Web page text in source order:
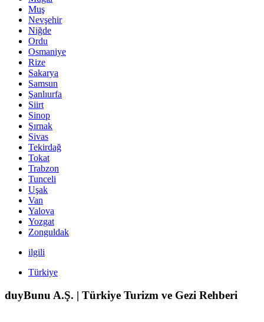
Muş
Nevşehir
Niğde
Ordu
Osmaniye
Rize
Sakarya
Samsun
Şanlıurfa
Siirt
Sinop
Şırnak
Sivas
Tekirdağ
Tokat
Trabzon
Tunceli
Uşak
Van
Yalova
Yozgat
Zonguldak
ilgili
Türkiye
duyBunu A.Ş. | Türkiye Turizm ve Gezi Rehberi